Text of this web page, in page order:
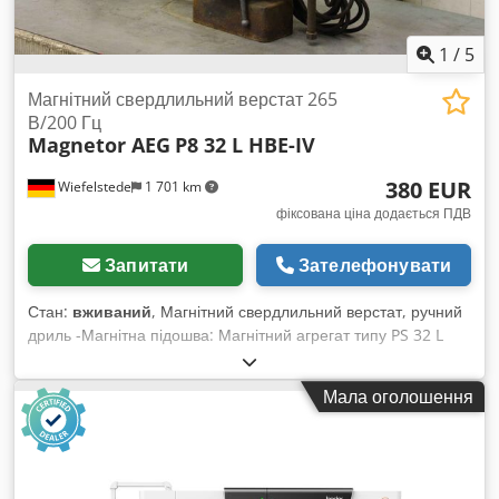
1 / 5
Wiefelstede 1 701 km
Магнітний свердлильний верстат 265
В/200 Гц
Magnetor AEG P8 32 L HBE-IV
380 EUR
фіксована ціна додається ПДВ
Запитати Зателефонувати
Стан: вживаний, Магнітний свердлильний верстат, ручний
дриль -Магнітна підошва: Магнітний агрегат типу PS 32 L
-Свердлильна машина: AEG тип HBE-IV -Патрон: MK2
-Макс. діаметр свердла: Ø 23 мм -Підключення: 265 В/200
Гц Dksdpfx Aljfc R D As Aer -Габаритні розміри: 700/300/
В670 мм -Вага: 49 кг
Мала оголошення